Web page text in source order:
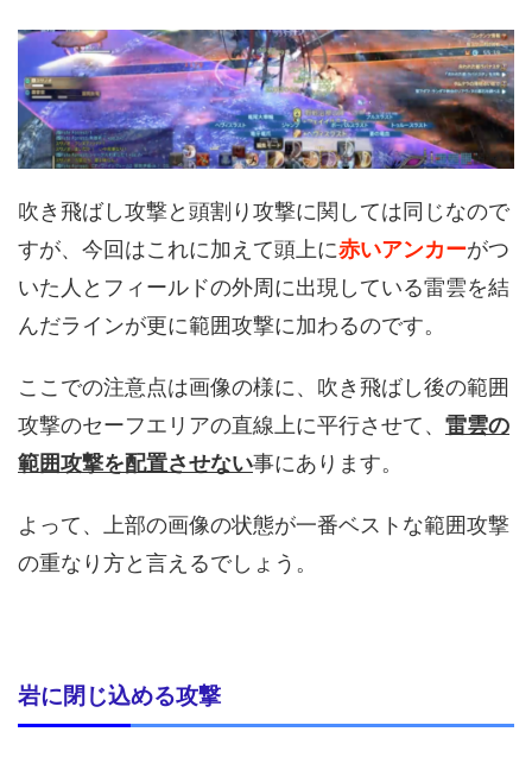
吹き飛ばし攻撃と頭割り攻撃に関しては同じなので
すが、今回はこれに加えて頭上に赤いアンカーがつ
いた人とフィールドの外周に出現している雷雲を結
んだラインが更に範囲攻撃に加わるのです。
ここでの注意点は画像の様に、吹き飛ばし後の範囲
攻撃のセーフエリアの直線上に平行させて、 雷雲の
範囲攻撃を配置させない事にあります。
よって、上部の画像の状態が一番ベストな範囲攻撃
の重なり方と言えるでしょう。
岩に閉じ込める攻撃